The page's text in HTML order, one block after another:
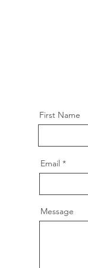
First Name
Email
Message